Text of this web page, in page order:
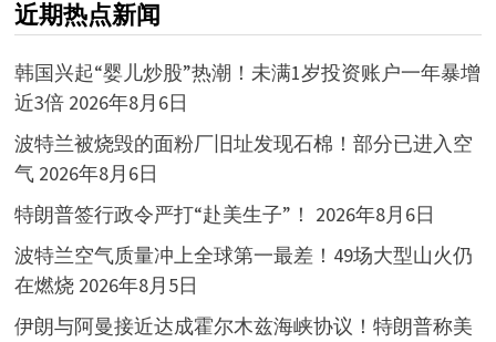
近期热点新闻
韩国兴起“婴儿炒股”热潮！未满1岁投资账户一年暴增
近3倍 2026年8月6日
波特兰被烧毁的面粉厂旧址发现石棉！部分已进入空
气 2026年8月6日
特朗普签行政令严打“赴美生子”！ 2026年8月6日
波特兰空气质量冲上全球第一最差！49场大型山火仍
在燃烧 2026年8月5日
伊朗与阿曼接近达成霍尔木兹海峡协议！特朗普称美